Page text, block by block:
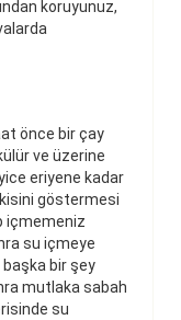
koruyunuz,
önce bir çay
ve üzerine
eriyene kadar
göstermesi
içmemeniz
su içmeye
başka bir şey
mutlaka sabah
su